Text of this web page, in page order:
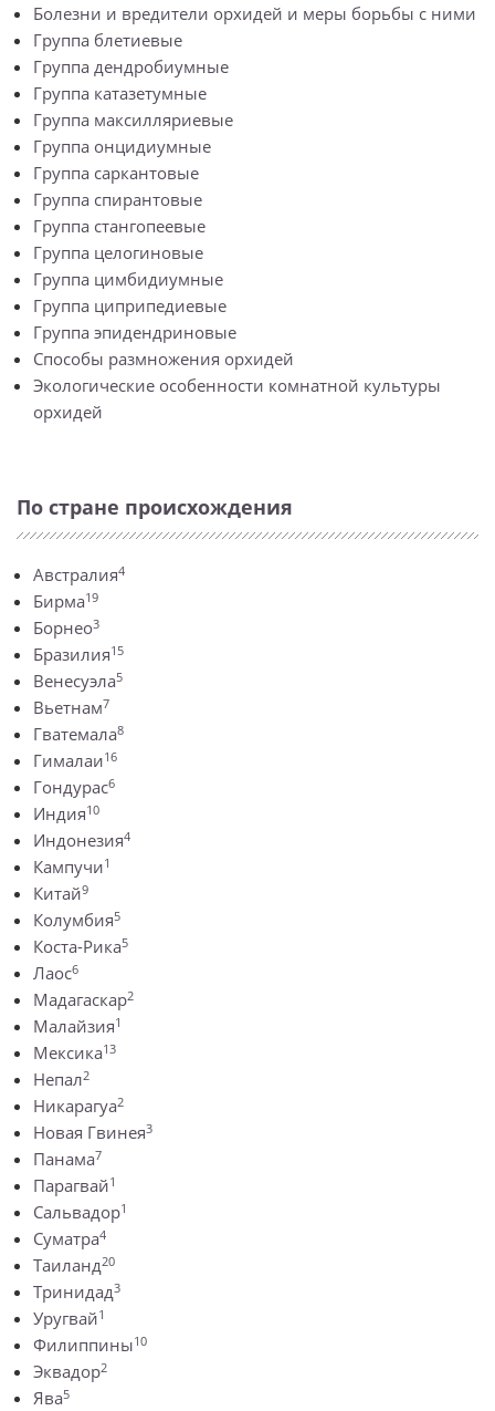
Болезни и вредители орхидей и меры борьбы с ними
Группа блетиевые
Группа дендробиумные
Группа катазетумные
Группа максилляриевые
Группа онцидиумные
Группа саркантовые
Группа спирантовые
Группа стангопеевые
Группа целогиновые
Группа цимбидиумные
Группа циприпедиевые
Группа эпидендриновые
Способы размножения орхидей
Экологические особенности комнатной культуры
орхидей
По стране происхождения
Австралия4
Бирма19
Борнео3
Бразилия15
Венесуэла5
Вьетнам7
Гватемала8
Гималаи16
Гондурас6
Индия10
Индонезия4
Кампучи1
Китай9
Колумбия5
Коста-Рика5
Лаос6
Мадагаскар2
Малайзия1
Мексика13
Непал2
Никарагуа2
Новая Гвинея3
Панама7
Парагвай1
Сальвадор1
Суматра4
Таиланд20
Тринидад3
Уругвай1
Филиппины10
Эквадор2
Ява5